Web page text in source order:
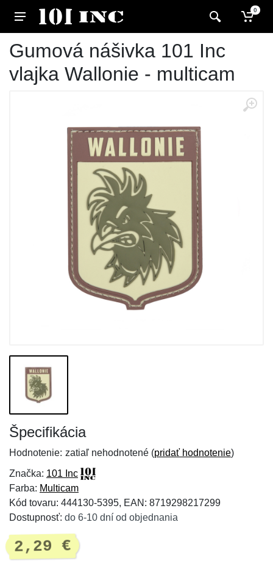
0
Gumová nášivka 101 Inc
vlajka Wallonie - multicam
Špecifikácia
Hodnotenie: zatiaľ nehodnotené (pridať hodnotenie)
Značka: 101 Inc
Farba: Multicam
Kód tovaru: 444130-5395, EAN: 8719298217299
Dostupnosť: do 6-10 dní od objednania
2,29 €